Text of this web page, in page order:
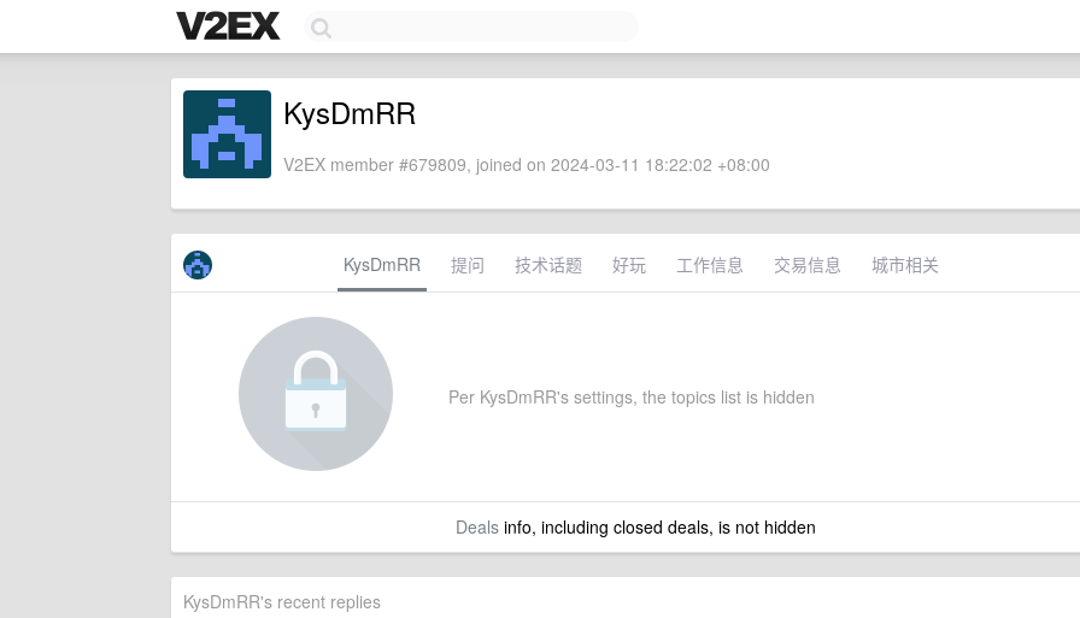
KysDmRR
V2EX member #679809, joined on 2024-03-11 18:22:02 +08:00
KysDmRR 提问 技术话题 好玩 工作信息 交易信息 城市相关
Per KysDmRR's settings, the topics list is hidden
Dealsinfo, including closed deals, is not hidden
KysDmRR's recent replies